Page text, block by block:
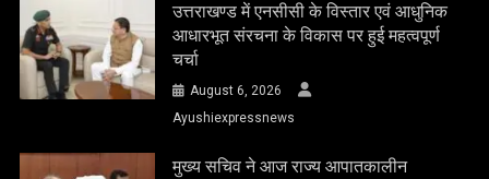
उत्तराखण्ड में एनसीसी के विस्तार एवं आधुनिक
आधारभूत संरचना के विकास पर हुई महत्वपूर्ण
चर्चा
August 6, 2026
Ayushiexpressnews
मुख्य सचिव ने आज राज्य आपातकालीन